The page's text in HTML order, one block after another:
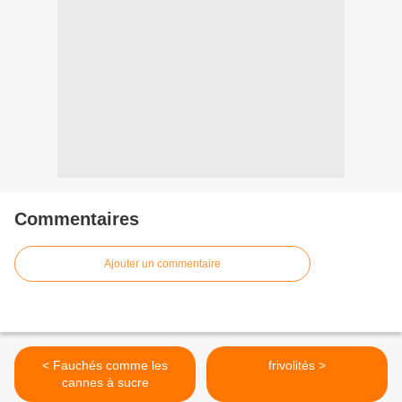
Commentaires
Ajouter un commentaire
< Fauchés comme les
cannes à sucre
frivolités >